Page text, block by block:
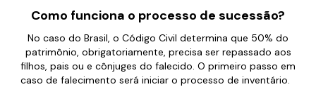
Como funciona o processo de sucessão?
No caso do Brasil, o Código Civil determina que 50% do
patrimônio, obrigatoriamente, precisa ser repassado aos
filhos, pais ou e cônjuges do falecido. O primeiro passo em
caso de falecimento será iniciar o processo de inventário.